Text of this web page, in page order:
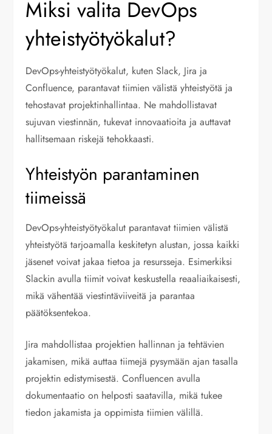
Miksi valita DevOps
yhteistyötyökalut?
DevOps-yhteistyötyökalut, kuten Slack, Jira ja
Confluence, parantavat tiimien välistä yhteistyötä ja
tehostavat projektinhallintaa. Ne mahdollistavat
sujuvan viestinnän, tukevat innovaatioita ja auttavat
hallitsemaan riskejä tehokkaasti.
Yhteistyön parantaminen
tiimeissä
DevOps-yhteistyötyökalut parantavat tiimien välistä
yhteistyötä tarjoamalla keskitetyn alustan, jossa kaikki
jäsenet voivat jakaa tietoa ja resursseja. Esimerkiksi
Slackin avulla tiimit voivat keskustella reaaliaikaisesti,
mikä vähentää viestintäviiveitä ja parantaa
päätöksentekoa.
Jira mahdollistaa projektien hallinnan ja tehtävien
jakamisen, mikä auttaa tiimejä pysymään ajan tasalla
projektin edistymisestä. Confluencen avulla
dokumentaatio on helposti saatavilla, mikä tukee
tiedon jakamista ja oppimista tiimien välillä.